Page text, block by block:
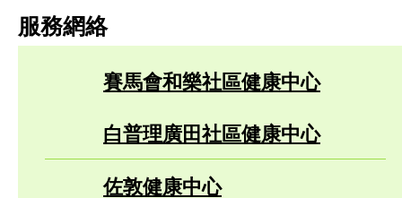
服務網絡
賽馬會和樂社區健康中心
白普理廣田社區健康中心
佐敦健康中心